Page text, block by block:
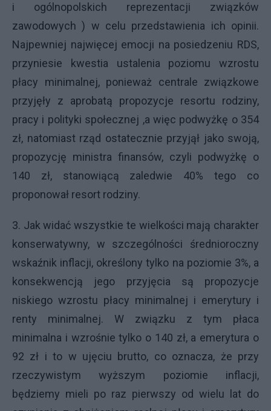
i ogólnopolskich reprezentacji związków
zawodowych ) w celu przedstawienia ich opinii.
Najpewniej najwięcej emocji na posiedzeniu RDS,
przyniesie kwestia ustalenia poziomu wzrostu
płacy minimalnej, ponieważ centrale związkowe
przyjęły z aprobatą propozycje resortu rodziny,
pracy i polityki społecznej ,a więc podwyżkę o 354
zł, natomiast rząd ostatecznie przyjął jako swoją,
propozycję ministra finansów, czyli podwyżkę o
140 zł, stanowiącą zaledwie 40% tego co
proponował resort rodziny.
3. Jak widać wszystkie te wielkości mają charakter
konserwatywny, w szczególności średnioroczny
wskaźnik inflacji, określony tylko na poziomie 3%, a
konsekwencją jego przyjęcia są propozycje
niskiego wzrostu płacy minimalnej i emerytury i
renty minimalnej. W związku z tym płaca
minimalna i wzrośnie tylko o 140 zł, a emerytura o
92 zł i to w ujęciu brutto, co oznacza, że przy
rzeczywistym wyższym poziomie inflacji,
będziemy mieli po raz pierwszy od wielu lat do